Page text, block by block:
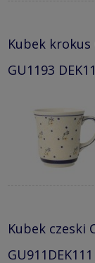
Kubek krokus
GU1193
Kubek czeski
GU911DEK111